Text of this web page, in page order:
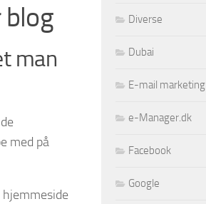
blog
man
med på
hjemmeside
Diverse
Dubai
E-mail marketing
e-Manager.dk
Facebook
Google